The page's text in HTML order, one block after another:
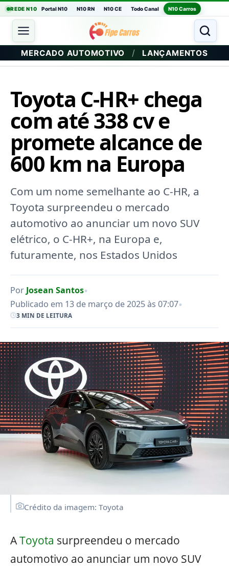
REDE N10 Portal N10 N10 RN N10 CE Todo Canal N10 Carros
MERCADO AUTOMOTIVO / LANÇAMENTOS
Toyota C-HR+ chega
com até 338 cv e
promete alcance de
600 km na Europa
Com um nome semelhante ao C-HR, a
Toyota surpreendeu o mercado
automotivo ao anunciar um novo SUV
elétrico, o C-HR+, na Europa e,
futuramente, nos Estados Unidos
Por Josean Santos•
Publicado em 13 de março de 2025 às 07:07•
3 MIN DE LEITURA
Crédito da imagem: Toyota
AToyota surpreendeu o mercado
automotivo ao anunciar um novo SUV